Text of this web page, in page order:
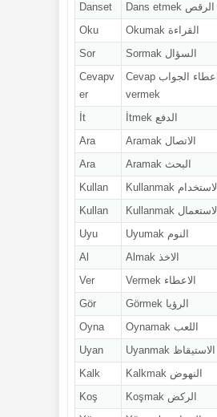
الرقص Dans etmek
Danset
القراءة Okumak
Oku
السؤال Sormak
Sor
اعطاء الجواب Cevap
vermek
Cevapv
er
الدفع İtmek
İt
الاتصال Aramak
Ara
البحث Aramak
Ara
الاستخدام Kullanmak
Kullan
الاستعمال Kullanmak
Kullan
النوم Uyumak
Uyu
الاخذ Almak
Al
الاعطاء Vermek
Ver
الرؤيا Görmek
Gör
اللعب Oynamak
Oyna
الاستيقاظ Uyanmak
Uyan
النهوض Kalkmak
Kalk
الركض Koşmak
Koş